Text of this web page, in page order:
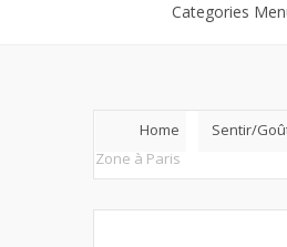
Categories
Home Sentir/
Zone à Paris